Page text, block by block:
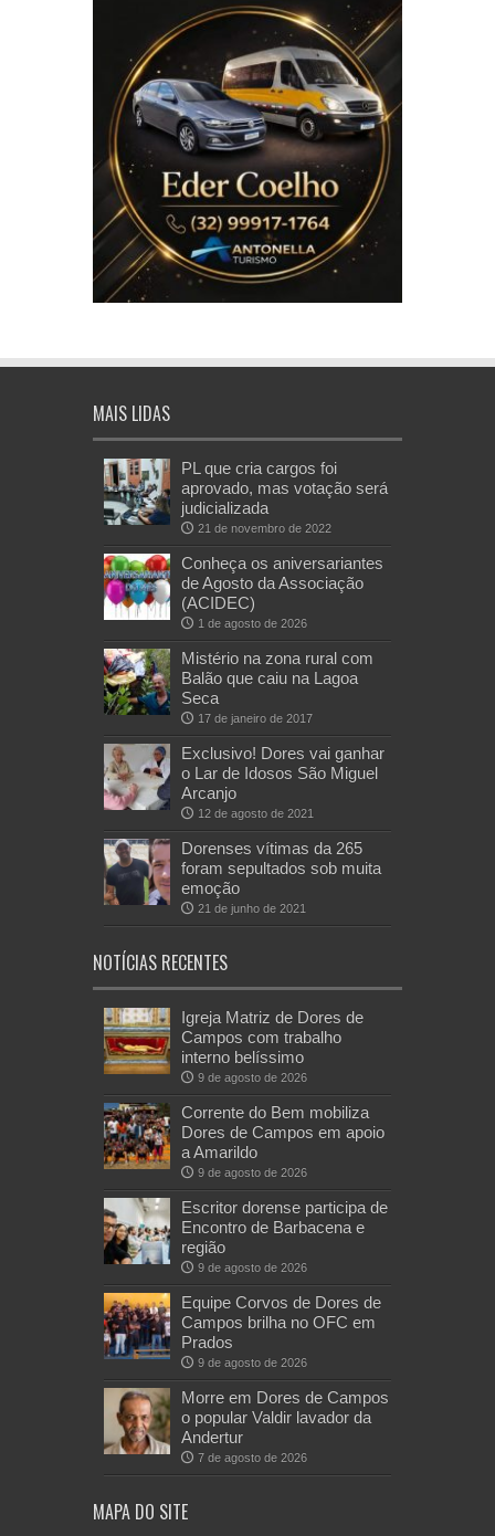
MAIS LIDAS
PL que cria cargos foi
aprovado, mas votação será
judicializada
21 de novembro de 2022
Conheça os aniversariantes
de Agosto da Associação
(ACIDEC)
1 de agosto de 2026
Mistério na zona rural com
Balão que caiu na Lagoa
Seca
17 de janeiro de 2017
Exclusivo! Dores vai ganhar
o Lar de Idosos São Miguel
Arcanjo
12 de agosto de 2021
Dorenses vítimas da 265
foram sepultados sob muita
emoção
21 de junho de 2021
NOTÍCIAS RECENTES
Igreja Matriz de Dores de
Campos com trabalho
interno belíssimo
9 de agosto de 2026
Corrente do Bem mobiliza
Dores de Campos em apoio
a Amarildo
9 de agosto de 2026
Escritor dorense participa de
Encontro de Barbacena e
região
9 de agosto de 2026
Equipe Corvos de Dores de
Campos brilha no OFC em
Prados
9 de agosto de 2026
Morre em Dores de Campos
o popular Valdir lavador da
Andertur
7 de agosto de 2026
MAPA DO SITE